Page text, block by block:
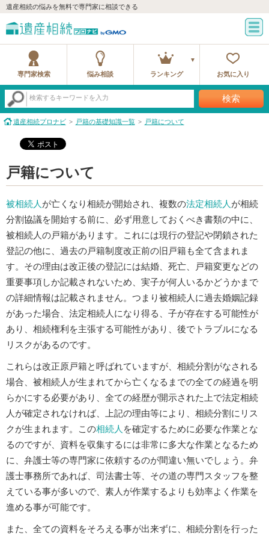
遺産相続の悩みを無料で専門家に相談できる
専門家検索 悩み相談 ランキング お気に入り
検索するキーワードを入力 検索
遺産相続プロナビ 戸籍の基礎知識一覧 戸籍について
戸籍について
被相続人が亡くなり相続が開始され、複数の法定相続人が相続
分割協議を開始する前に、必ず用意しておくべき書類の中に、
被相続人の戸籍があります。これには現行の登記や閉鎖された
登記の他に、過去の戸籍制度改正前の旧戸籍も全て含まれま
す。その理由は改正後の登記には結婚、死亡、戸籍変更などの
重要事項しか記載されないため、実子が何人いるかどうかまで
の詳細情報は記載されません。つまり被相続人に過去婚姻記録
があった場合、法定相続人になり得る、子が存在する可能性が
あり、相続権利を主張する可能性があり、後でトラブルになる
リスクがあるのです。
これらは改正原戸籍と呼ばれていますが、相続分割がなされる
場合、被相続人が生まれてから亡くなるまでの全ての経過を明
らかにする必要があり、全ての経歴が開示された上で法定相続
人が確定されなければ、上記の理由等により、相続分割にリス
クが生まれます。この相続人 を確定するために必要な作業とな
るのですが、資料を収集するには非常に多大な作業となるため
に、弁護士等の専門家に依頼するのが間違い無いでしょう。弁
護士事務所であれば、司法書士等、その道の専門スタッフを整
えている事が多いので、素人が作業するよりも効率よく作業を
進める事が可能です。
また、全ての資料をそろえる事が出来ずに、相続分割を行った